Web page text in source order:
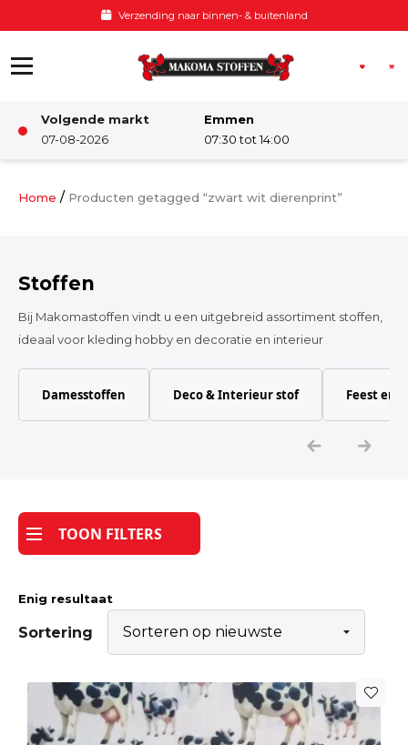
Verzending naar binnen- & buitenland
Volgende markt
07-08-2026
Emmen
07:30 tot 14:00
Damesstoffen
Katoen
Tijdpakker stof
Home / Producten getagged “zwart wit dierenprint”
Stoffen
Bij Makomastoffen vindt u een uitgebreid assortiment stoffen,
ideaal voor kleding hobby en decoratie en interieur
Damesstoffen Deco & Interieur stof Feest en
TOON FILTERS
Enig resultaat
Sortering